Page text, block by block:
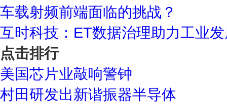
车载射频前端面临的挑战？
互时科技：ET数据治理助力工业发
点击排行
美国芯片业敲响警钟
村田研发出新谐振器半导体